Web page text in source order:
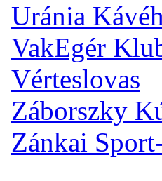
Uránia
VakEgér
Vérteslovas
Záborszky
Zánkai